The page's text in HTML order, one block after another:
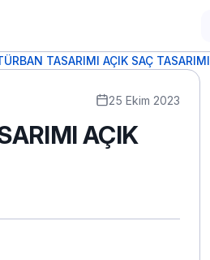
TASARIMI AÇIK SAÇ TASARIMI
25 Ekim 2023
AÇIK